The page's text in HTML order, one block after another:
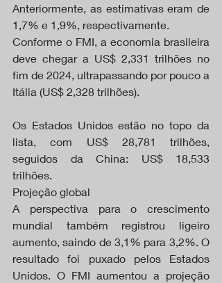
Anteriormente, as estimativas eram de
1,7% e 1,9%, respectivamente.
Conforme o FMI, a economia brasileira
deve chegar a US$ 2,331 trilhões no
fim de 2024, ultrapassando por pouco a
Itália (US$ 2,328 trilhões).
Os Estados Unidos estão no topo da
lista, com US$ 28,781 trilhões,
seguidos da China: US$ 18,533
trilhões.
Projeção global
A perspectiva para o crescimento
mundial também registrou ligeiro
aumento, saindo de 3,1% para 3,2%. O
resultado foi puxado pelos Estados
Unidos. O FMI aumentou a projeção